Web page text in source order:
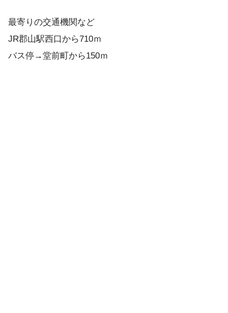
最寄りの交通機関など
JR郡山駅西口から710ｍ
バス停→堂前町から150ｍ